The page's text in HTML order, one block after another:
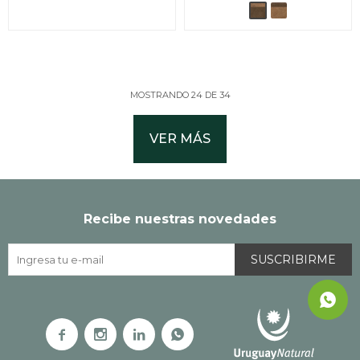
MOSTRANDO 24DE 34
VER MÁS
Recibe nuestras novedades
SUSCRIBIRME
   